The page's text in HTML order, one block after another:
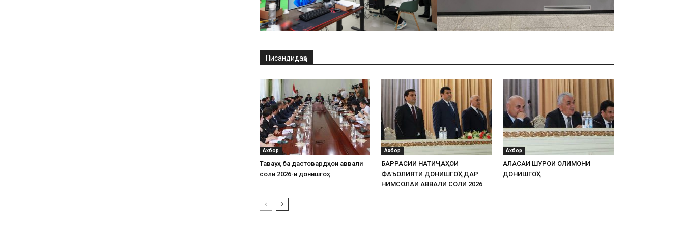
Писандидаҳо
Ахбор
Таваҷҷуҳ ба дастовардҳои аввали
соли 2026-и донишгоҳ
Ахбор
БАРРАСИИ НАТИҶАҲОИ
ФАЪОЛИЯТИ ДОНИШГОҲ ДАР
НИМСОЛАИ АВВАЛИ СОЛИ 2026
Ахбор
АЛАСАИ ШУРОИ ОЛИМОНИ
ДОНИШГОҲ